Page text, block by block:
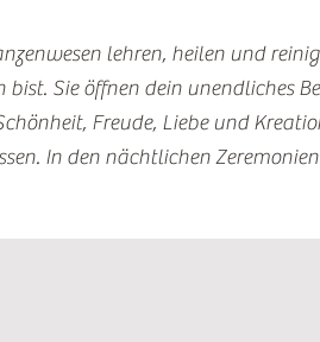
lehren, heilen und
Sie öffnen dein unendliches
Freude, Liebe und
In den nächtlichen